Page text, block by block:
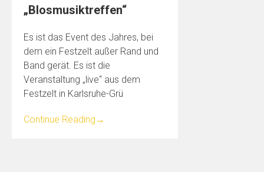
„Blosmusiktreffen“
Es ist das Event des Jahres, bei
dem ein Festzelt außer Rand und
Band gerät. Es ist die
Veranstaltung „live“ aus dem
Festzelt in Karlsruhe-Grü
Continue Reading →